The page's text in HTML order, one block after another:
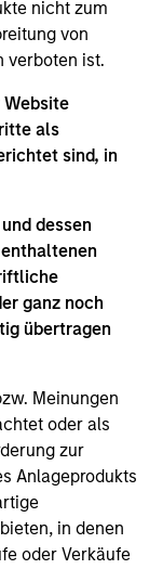
nicht zum
von
verboten ist.
Website
als
sind, in
dessen
ganz noch
übertragen
Meinungen
oder als
zur
Anlageprodukts
in denen
oder Verkäufe
oder
zur
und